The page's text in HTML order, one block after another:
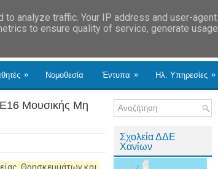
» Νομοθεσία Έντυπα » Ηλ. Υπηρεσίες »
Μουσικής Μη
Σχολεία ΔΔΕ
Χανίων
analyze traffic. Your IP address and user-agent
to ensure quality of service, generate usage